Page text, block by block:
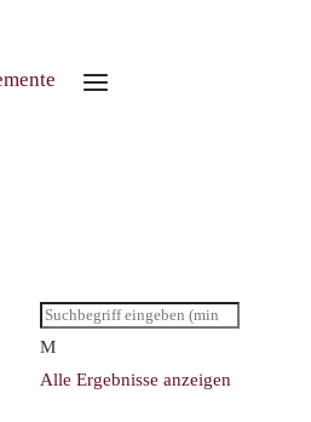
M
Alle Ergebnisse anzeigen